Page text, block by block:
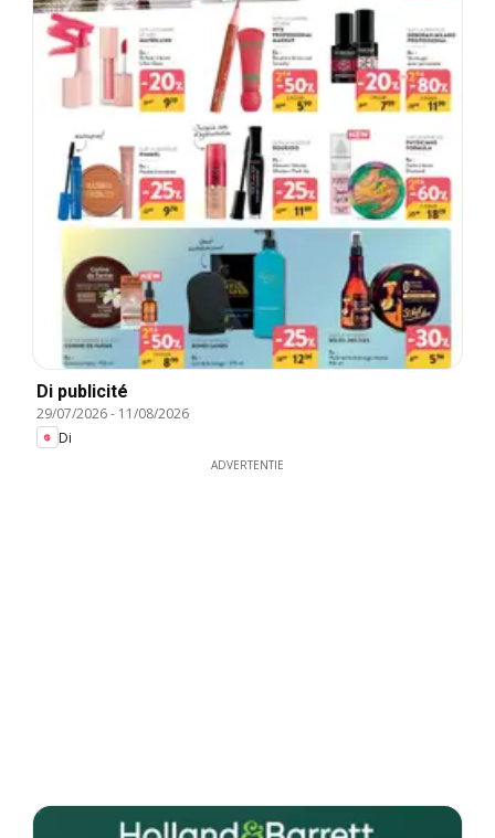
Di publicité
29/07/2026- 11/08/2026
Di
ADVERTENTIE